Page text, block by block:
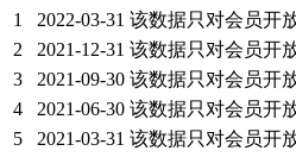
1
2022-03-31 该数据只对会员开
2
2021-12-31 该数据只对会员开
3
2021-09-30 该数据只对会员开
4
2021-06-30 该数据只对会员开
5
2021-03-31 该数据只对会员开